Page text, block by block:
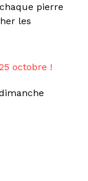
pierre
les
octobre !